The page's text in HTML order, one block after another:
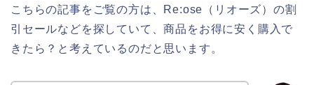
こちらの記事をご覧の方は、Re:ose（リオーズ）の割
引セールなどを探していて、商品をお得に安く購入で
きたら？と考えているのだと思います。